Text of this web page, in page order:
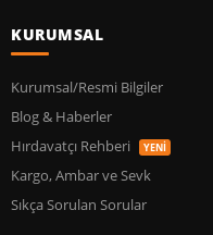
KURUMSAL
Kurumsal/Resmi Bilgiler
Blog & Haberler
Hırdavatçı Rehberi
YENİ
Kargo, Ambar ve Sevk
Sıkça Sorulan Sorular